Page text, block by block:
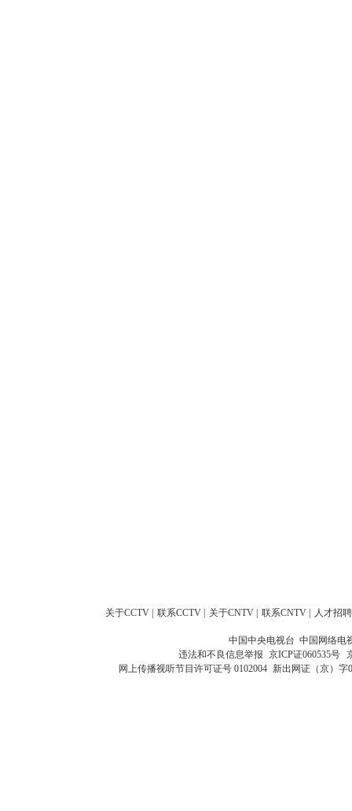
关于CCTV 联系CCTV 关于CNTV 联系CNTV 人才招聘
中国中央电视台 中国网络电
违法和不良信息举报 京ICP证060535号
网上传播视听节目许可证号 0102004 新出网证（京）